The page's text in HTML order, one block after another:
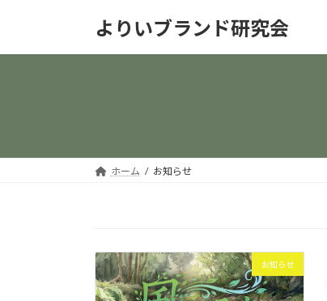
よりいブランド研究会
ホーム お知らせ
お知らせ